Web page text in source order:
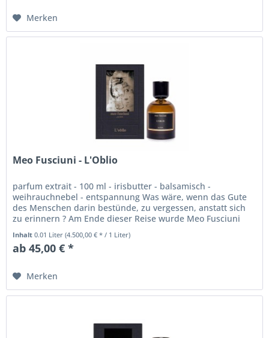
Merken
Meo Fusciuni - L'Oblio
parfum extrait - 100 ml - irisbutter - balsamisch -
weihrauchnebel - entspannung Was wäre, wenn das Gute
des Menschen darin bestünde, zu vergessen, anstatt sich
zu erinnern ? Am Ende dieser Reise wurde Meo Fusciuni
klar, dass er sich...
Inhalt0.01 Liter(4.500,00 € * / 1 Liter)
ab 45,00 € *
Merken